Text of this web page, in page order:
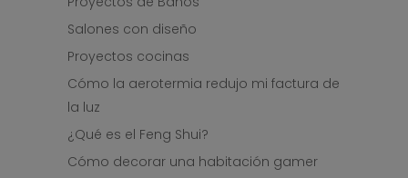
Salones con diseño
Proyectos cocinas
Cómo la aerotermia redujo mi factura de
la luz
¿Qué es el Feng Shui?
Cómo decorar una habitación gamer